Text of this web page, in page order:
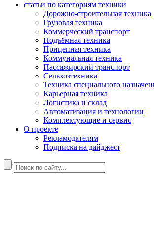
статьи по категориям техники
Дорожно-строительная техника
Грузовая техника
Коммерческий транспорт
Подъёмная техника
Прицепная техника
Коммунальная техника
Пассажирский транспорт
Сельхозтехника
Техника специального
Карьерная техника
Логистика и склад
Автоматизация и технологии
Комплектующие и сервис
О проекте
Рекламодателям
Подписка на дайджест